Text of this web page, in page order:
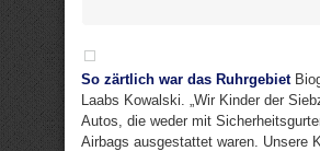
So zärtlich war das Ruhrgebiet
Laabs Kowalski. „Wir Kinder der
Autos, die weder mit
Airbags ausgestattet waren. Unsere